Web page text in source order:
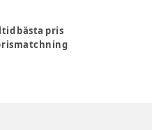
bästa pris